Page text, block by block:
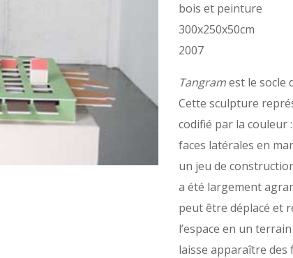
bois et peinture
300x250x50cm
2007
Tangramest le socle
Cette sculpture
codifié par la couleur
faces latérales en
un jeu de
a été largement
peut être déplacé et
l’espace en un
laisse apparaître des